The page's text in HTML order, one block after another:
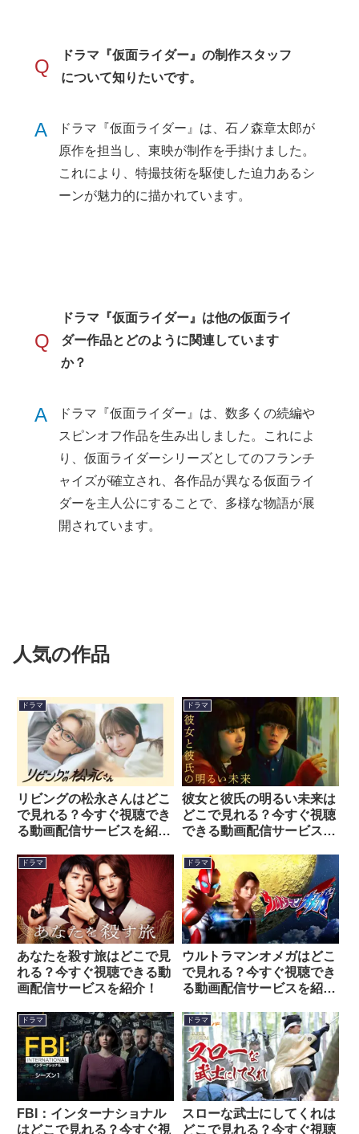
Q
ドラマ『仮面ライダー』の制作スタッフ
について知りたいです。
A
ドラマ『仮面ライダー』は、石ノ森章太郎が
原作を担当し、東映が制作を手掛けました。
これにより、特撮技術を駆使した迫力あるシ
ーンが魅力的に描かれています。
Q
ドラマ『仮面ライダー』は他の仮面ライ
ダー作品とどのように関連しています
か？
A
ドラマ『仮面ライダー』は、数多くの続編や
スピンオフ作品を生み出しました。これによ
り、仮面ライダーシリーズとしてのフランチ
ャイズが確立され、各作品が異なる仮面ライ
ダーを主人公にすることで、多様な物語が展
開されています。
人気の作品
ドラマ
リビングの松永さんはどこ
で見れる？今すぐ視聴でき
る動画配信サービスを紹
ドラマ
彼女と彼氏の明るい未来は
どこで見れる？今すぐ視聴
できる動画配信サービスを
ドラマ
あなたを殺す旅はどこで見
れる？今すぐ視聴できる動
画配信サービスを紹介！
ドラマ
ウルトラマンオメガはどこ
で見れる？今すぐ視聴でき
る動画配信サービスを紹
ドラマ
FBI：インターナショナル
はどこで見れる？今すぐ視
ドラマ
スローな武士にしてくれは
どこで見れる？今すぐ視聴